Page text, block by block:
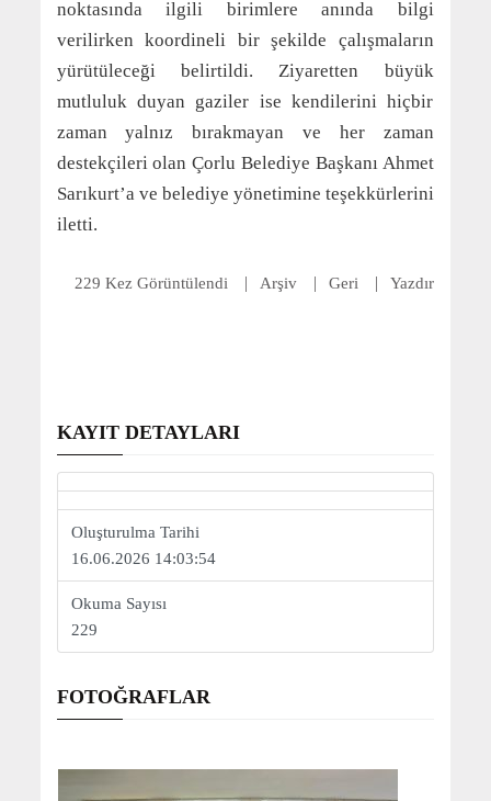
noktasında ilgili birimlere anında bilgi
verilirken koordineli bir şekilde çalışmaların
yürütüleceği belirtildi. Ziyaretten büyük
mutluluk duyan gaziler ise kendilerini hiçbir
zaman yalnız bırakmayan ve her zaman
destekçileri olan Çorlu Belediye Başkanı Ahmet
Sarıkurt’a ve belediye yönetimine teşekkürlerini
iletti.
229 Kez Görüntülendi Arşiv Geri Yazdır
KAYIT DETAYLARI
Oluşturulma Tarihi
16.06.2026 14:03:54
Okuma Sayısı
229
FOTOĞRAFLAR